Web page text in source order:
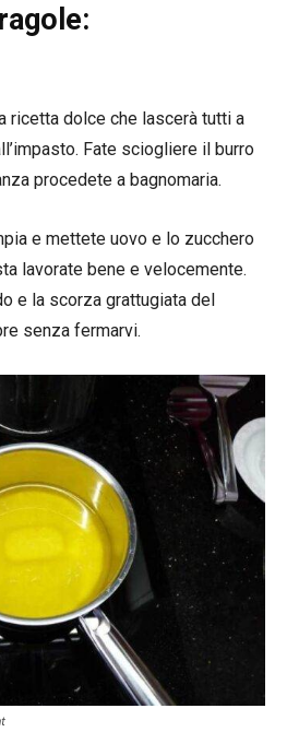
ricetta dolce che lascerà tutti a
Fate sciogliere il burro
procedete a bagnomaria.
e mettete uovo e lo zucchero
lavorate bene e velocemente.
e la scorza grattugiata del
senza fermarvi.